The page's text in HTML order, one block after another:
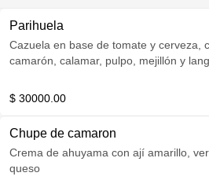
Parihuela
Cazuela en base de tomate y cerveza,
camarón, calamar, pulpo, mejillón y
$ 30000.00
Chupe de camaron
Crema de ahuyama con ají amarillo,
queso